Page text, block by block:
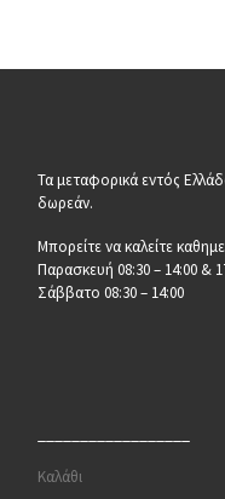
Τα μεταφορικά εντός
δωρεάν.
Μπορείτε να καλείτε
Παρασκευή 08:30 – 14:00 &
Σάββατο 08:30 – 14:00
Καλάθι